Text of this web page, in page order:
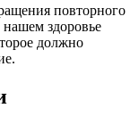
повторного
здоровье
должно